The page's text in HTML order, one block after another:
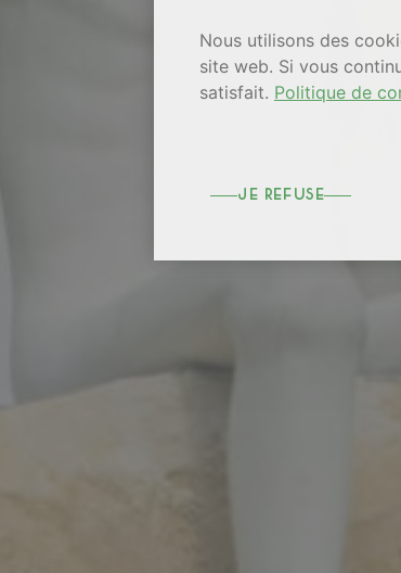
Nous utilisons des
site web. Si vous
satisfait. Politique de
je refuse